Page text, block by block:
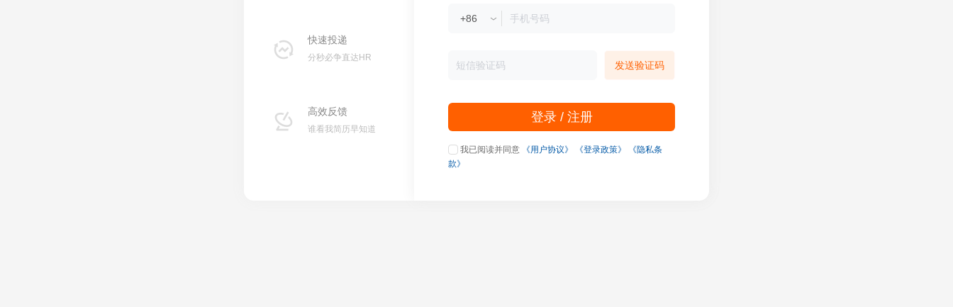
快速投递
分秒必争直达HR
高效反馈
谁看我简历早知道
发送验证码
登录 / 注册
我已阅读并同意 《用户协议》 《登录政策》
《隐私条
款》